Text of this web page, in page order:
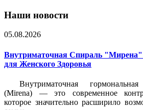
Наши новости
05.08.2026
Внутриматочная Спираль
для Женского Здоровья
Внутриматочная
(Mirena) — это современное
которое значительно расширило